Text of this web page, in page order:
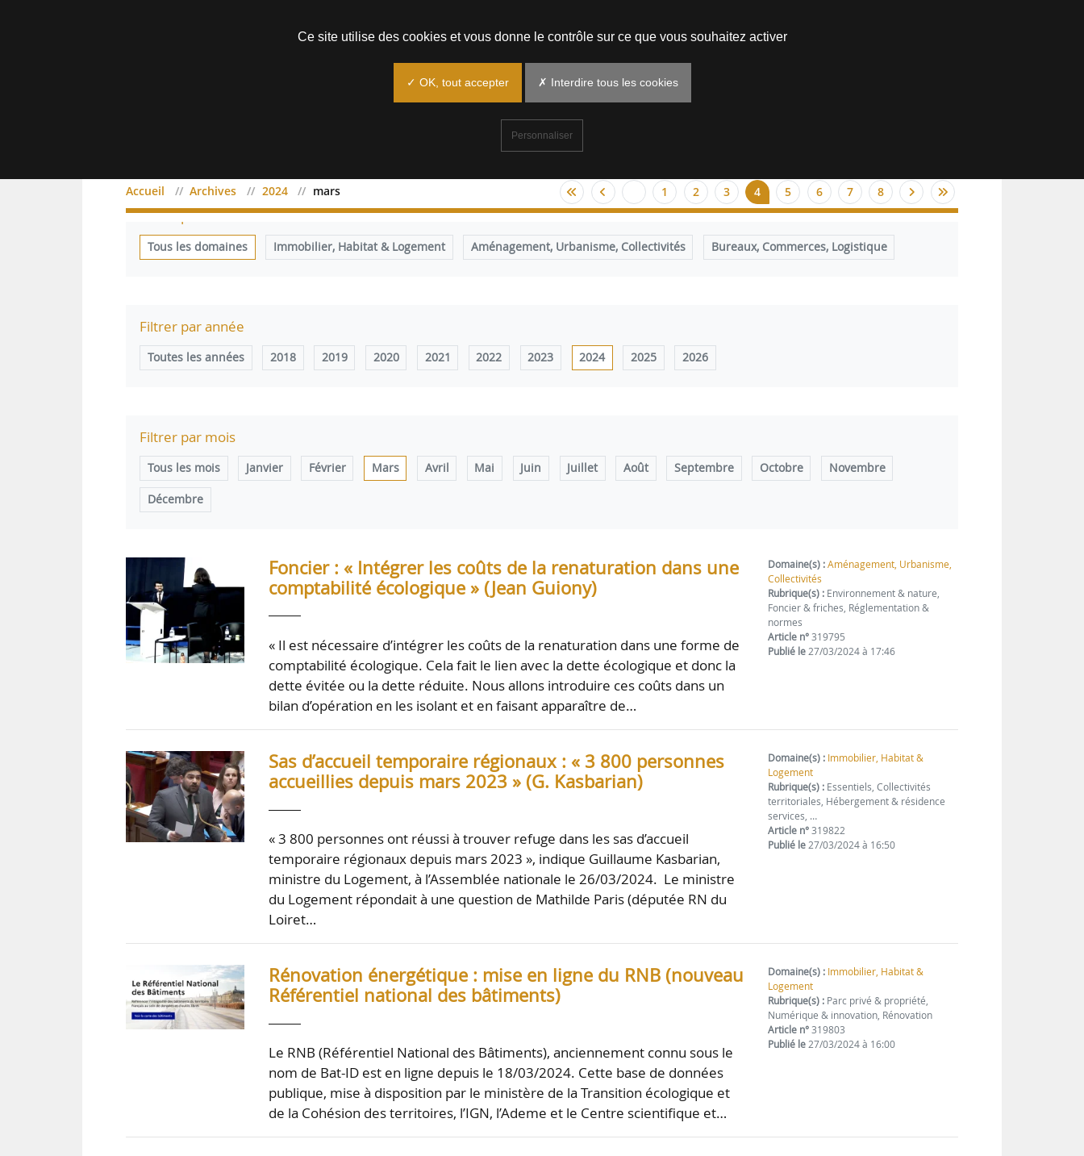
Accueil Archives 2024 mars 1 2 3 4 5 6 7 8
Filtrer par domaine
Tous les domaines Immobilier, Habitat & Logement Aménagement, Urbanisme, Collectivités Bureaux, Commerces, Logistique
Filtrer par année
Toutes les années 2018 2019 2020 2021 2022 2023 2024 2025 2026
Filtrer par mois
Tous les mois Janvier Février Mars Avril Mai Juin Juillet Août Septembre Octobre Novembre
Décembre
Foncier : « Intégrer les coûts de la renaturation dans une
comptabilité écologique » (Jean Guiony)
« Il est nécessaire d’intégrer les coûts de la renaturation dans une forme de
comptabilité écologique. Cela fait le lien avec la dette écologique et donc la
dette évitée ou la dette réduite. Nous allons introduire ces coûts dans un
bilan d’opération en les isolant et en faisant apparaître de…
Domaine(s) : Aménagement, Urbanisme,
Collectivités
Rubrique(s) : Environnement & nature,
Foncier & friches, Réglementation &
normes
Article n°319795
Publié le27/03/2024 à 17:46
Sas d’accueil temporaire régionaux : « 3 800 personnes
accueillies depuis mars 2023 » (G. Kasbarian)
« 3 800 personnes ont réussi à trouver refuge dans les sas d’accueil
temporaire régionaux depuis mars 2023 », indique Guillaume Kasbarian,
ministre du Logement, à l’Assemblée nationale le 26/03/2024. Le ministre
du Logement répondait à une question de Mathilde Paris (députée RN du
Loiret…
Domaine(s) : Immobilier, Habitat &
Logement
Rubrique(s) : Essentiels, Collectivités
territoriales, Hébergement & résidence
services, …
Article n°319822
Publié le27/03/2024 à 16:50
Rénovation énergétique : mise en ligne du RNB (nouveau
Référentiel national des bâtiments)
Le RNB (Référentiel National des Bâtiments), anciennement connu sous le
nom de Bat-ID est en ligne depuis le 18/03/2024. Cette base de données
publique, mise à disposition par le ministère de la Transition écologique et
de la Cohésion des territoires, l’IGN, l’Ademe et le Centre scientifique et…
Domaine(s) : Immobilier, Habitat &
Logement
Rubrique(s) : Parc privé & propriété,
Numérique & innovation, Rénovation
Article n°319803
Publié le27/03/2024 à 16:00
Ce site utilise des cookies et vous donne le contrôle sur ce que vous souhaitez activer
✓ OK, tout accepter ✗ Interdire tous les cookies
Personnaliser